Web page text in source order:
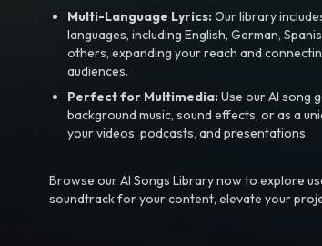
Multi-Language Lyrics:Our library
languages, including English, German,
others, expanding your reach and
audiences.
Perfect for Multimedia:Use our AI song
background music, sound effects, or as a
your videos, podcasts, and presentations.
Browse our AI Songs Library now to explore
soundtrack for your content, elevate your